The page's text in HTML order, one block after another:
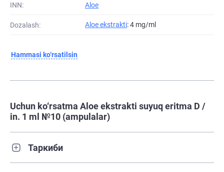
INN: Aloe
Dozalash: Aloe ekstrakti: 4 mg/ml
Hammasi ko‘rsatilsin
Uchun ko‘rsatma Aloe ekstrakti suyuq eritma D /
in. 1 ml №10 (ampulalar)
Таркиби